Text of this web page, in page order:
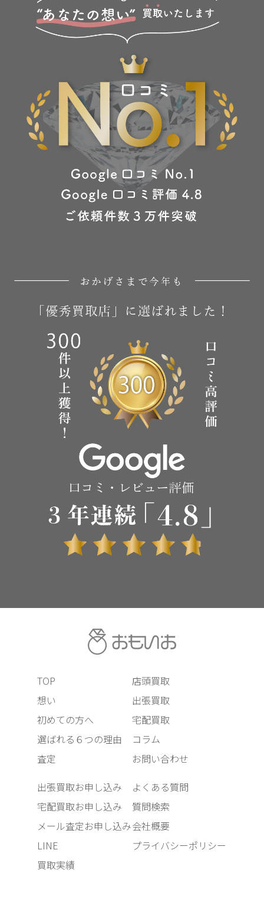
TOP
想い
初めての方へ
選ばれる６つの理由
査定
店頭買取
出張買取
宅配買取
コラム
お問い合わせ
出張買取お申し込み
宅配買取お申し込み
メール査定お申し込み
LINE
買取実績
よくある質問
質問検索
会社概要
プライバシーポリシー